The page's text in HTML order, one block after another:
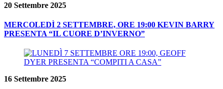
20 Settembre 2025
MERCOLEDÌ 2 SETTEMBRE, ORE 19:00 KEVIN BARRY
PRESENTA “IL CUORE D’INVERNO”
16 Settembre 2025